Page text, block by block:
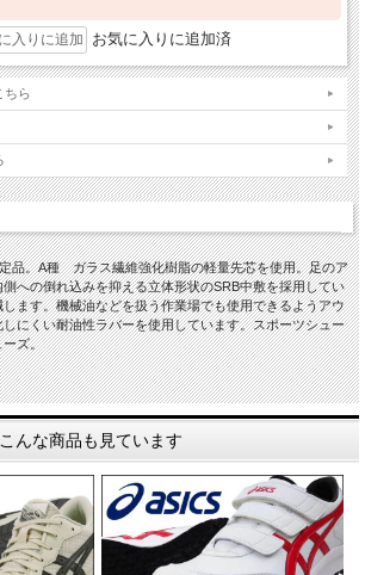
お気に入りに追加済
ちら
品。A種 ガラス繊維強化樹脂の軽量先芯を使用。足のア
への倒れ込みを抑える立体形状のSRB中敷を採用してい
ます。機械油などを扱う作業場でも使用できるようアウ
にくい耐油性ラバーを使用しています。スポーツシュー
ーズ。
んな商品も見ています